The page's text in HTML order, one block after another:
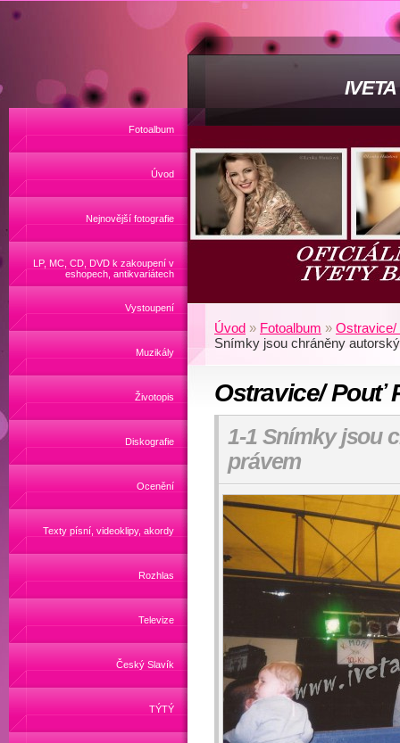
Fotoalbum
Úvod
Nejnovější fotografie
LP, MC, CD, DVD k zakoupení v
eshopech, antikvariátech
Vystoupení
Muzikály
Životopis
Diskografie
Ocenění
Texty písní, videoklipy, akordy
Rozhlas
Televize
Český Slavík
TÝTÝ
Úvod » Fotoalbum » Ostravice/
Snímky jsou chráněny
Ostravice/ Pouť
1-1 Snímky jsou
právem